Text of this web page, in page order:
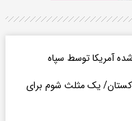
آمریکا توسط سپاه
یک مثلث شوم برای